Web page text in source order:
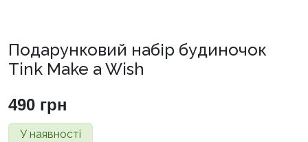
Подарунковий набір будиночок
Tink Make a Wish
490 грн
У наявності